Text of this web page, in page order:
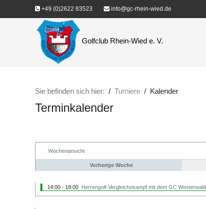
+49 (0)2622 83523 info@gc-rhein-wied.de
Golfclub Rhein-Wied e. V.
Sie befinden sich hier: Turniere Kalender
Terminkalender
Wochenansicht
Vorherige Woche
14:00 - 18:00 Herrengolf-Vergleichskampf mit dem GC Westerwald